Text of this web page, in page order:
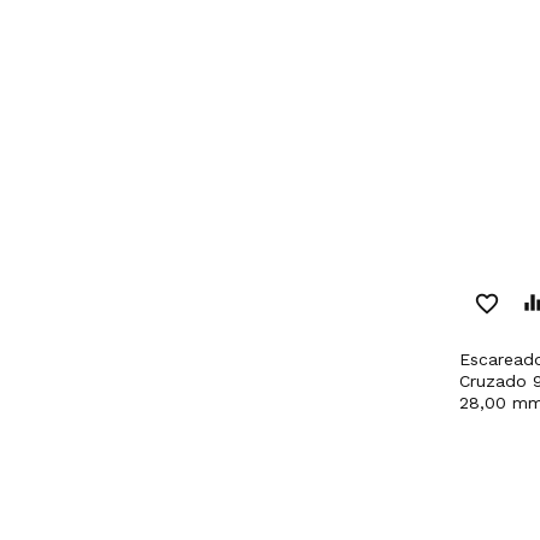
favorite_border equalizer
Escareadores Com Furo
Cruzado
28,00